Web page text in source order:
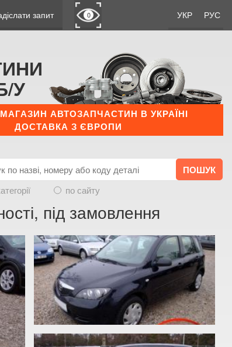
УКР РУС
запит 0
У
АВТОЗАПЧАСТИН В УКРАЇНІ
ДОСТАВКА З ЄВРОПИ
по сайту
під замовлення